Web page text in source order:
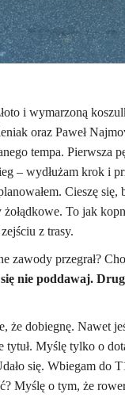
i wymarzoną
oraz Paweł
tempa. Pierwsza
– wydłużam krok i
Cieszę
To jak
z trasy.
zawody przegrał?
nie poddawaj.
że dobiegnę. Nawet
tytuł. Myślę tylko o
się. Wbiegam
Myślę o tym, że